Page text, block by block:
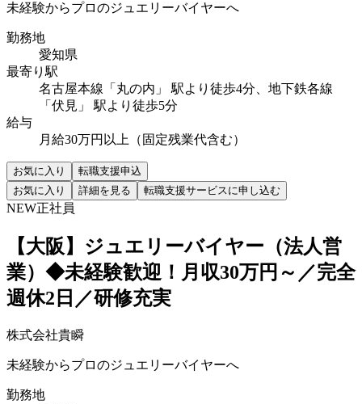
未経験からプロのジュエリーバイヤーへ
勤務地
愛知県
最寄り駅
名古屋本線「丸の内」 駅より徒歩4分、地下鉄各線
「伏見」 駅より徒歩5分
給与
月給30万円以上（固定残業代含む）
お気に入り
転職支援申込
お気に入り
詳細を見る 転職支援サービスに申し込む
NEW正社員
【大阪】ジュエリーバイヤー（法人営
業）◆未経験歓迎！月収30万円～／完全
週休2日／研修充実
株式会社貴瞬
未経験からプロのジュエリーバイヤーへ
勤務地